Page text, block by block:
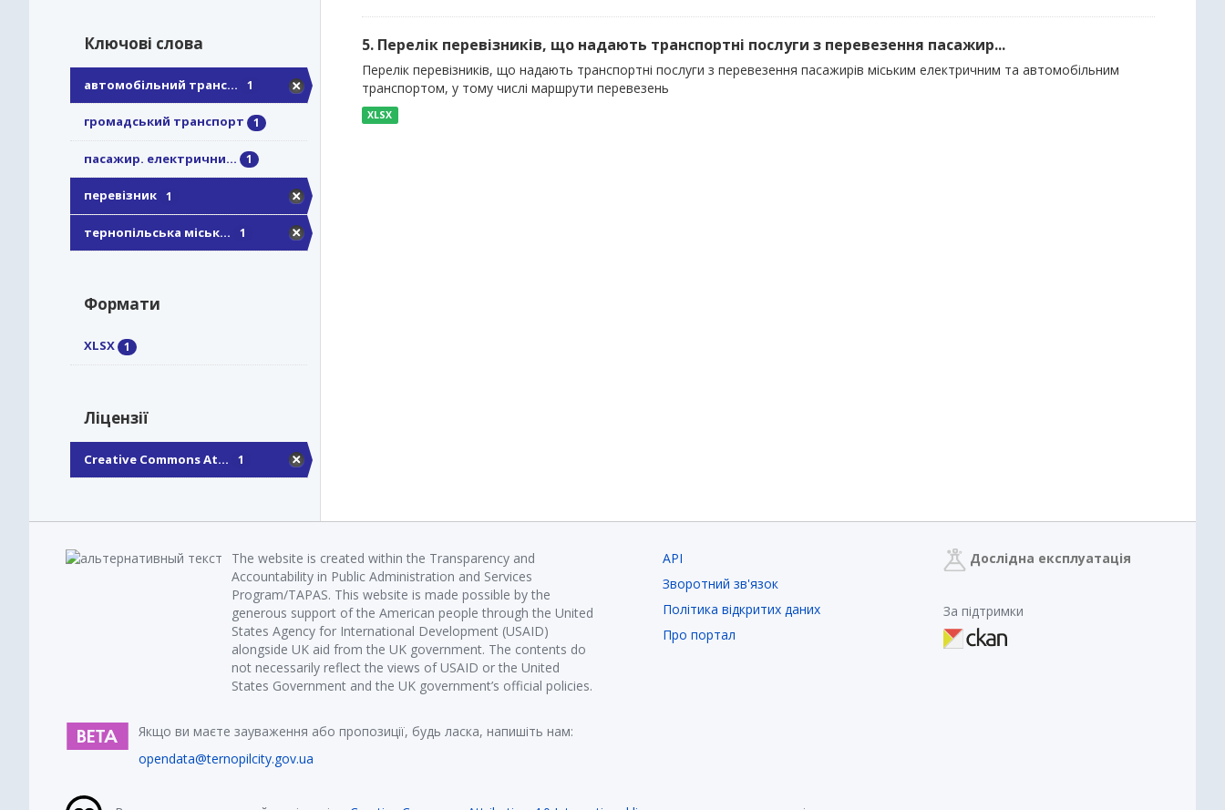
Ключові слова
автомобільний транс... 1
громадський транспорт 1
пасажир. електрични... 1
перевізник 1
тернопільська міськ... 1
Формати
XLSX 1
Ліцензії
Creative Commons At... 1
5. Перелік перевізників, що надають транспортні послуги з перевезення пасажир...
Перелік перевізників, що надають транспортні послуги з перевезення пасажирів міським електричним та автомобільним
транспортом, у тому числі маршрути перевезень
XLSX
The website is created within the Transparency and
Accountability in Public Administration and Services
Program/TAPAS. This website is made possible by the
generous support of the American people through the United
States Agency for International Development (USAID)
alongside UK aid from the UK government. The contents do
not necessarily reflect the views of USAID or the United
States Government and the UK government’s official policies.
Якщо ви маєте зауваження або пропозиції, будь ласка, напишіть нам:
opendata@ternopilcity.gov.ua
API
Зворотний зв'язок
Політика відкритих даних
Про портал
Дослідна експлуатація
За підтримки